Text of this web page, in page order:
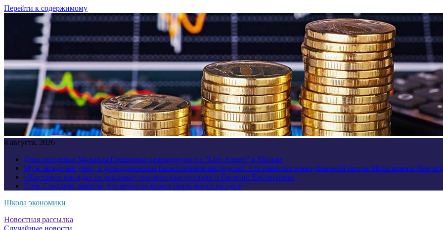
Перейти к содержимому
8 августа, 2026
День рождения Михаила Горшенева отпразднуют на “Live Арене” в Москве
Муж загадочно умер, а дочь присвоила баснословное наследство: что известно о непубличной сестре Михалкова и
«Картинно выпадал из машины»: неизвестные истории о Евгении Евстигнееве
Дочь Сэндлера заявила, что актер не может снять носки на суше
Школа экономики
Новостная рассылка
Случайные новости